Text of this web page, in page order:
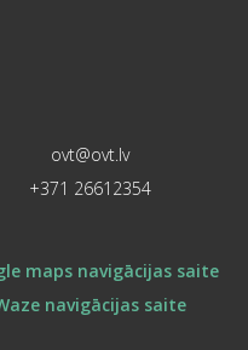
ovt@ovt.lv
+371 26612354
maps navigācijas saite
navigācijas saite